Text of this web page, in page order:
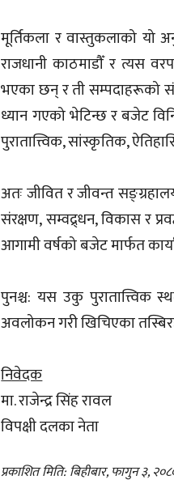
मूर्तिकला र वास्तुकलाको यो
राजधानी काठमाडौँ र त्यस
भएका छन् र ती सम्पदाहरूको
ध्यान गएको भेटिन्छ र बजेट
पुरातात्त्विक, सांस्कृतिक,
अतः जीवित र जीवन्त
संरक्षण, सम्वद्र्धन, विकास र
आगामी वर्षको बजेट मार्फत
पुनश्च: यस उकु पुरातात्त्विक
अवलोकन गरी खिचिएका
निवेदक
मा. राजेन्द्र सिंह रावल
विपक्षी दलका नेता
प्रकाशित मिति: बिहीबार, फागुन ३,